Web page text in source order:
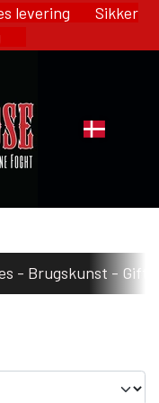
levering Sikker
- Brugskunst -